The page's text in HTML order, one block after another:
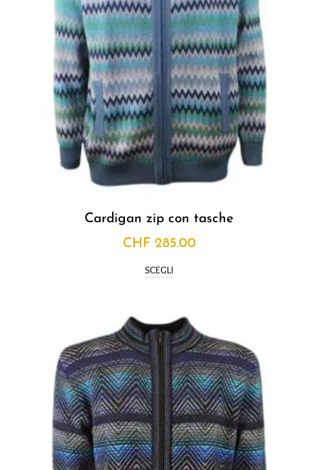
Cardigan zip con tasche
CHF 285.00
SCEGLI